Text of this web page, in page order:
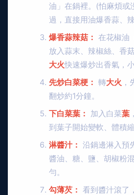
油」在鍋裡。(怕麻煩或
過，直接用油爆香蒜、
爆香蒜辣菇： 在花椒油
放入蒜末、辣椒絲、香
大火快速爆炒出香氣，
先炒白菜梗： 轉大火 ，
翻炒約1分鐘。
下白菜葉： 加入白菜葉
到葉子開始變軟、體積縮
淋醬汁： 沿鍋邊淋入預
醬油、糖、鹽、胡椒粉
勻。
勾薄芡： 看到醬汁滾了